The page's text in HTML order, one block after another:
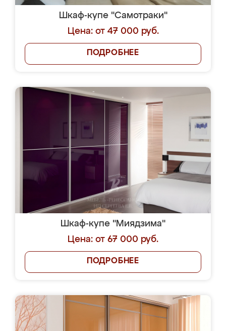
Шкаф-купе "Самотраки"
Цена: от 47 000 руб.
ПОДРОБНЕЕ
Шкаф-купе "Миядзима"
Цена: от 67 000 руб.
ПОДРОБНЕЕ